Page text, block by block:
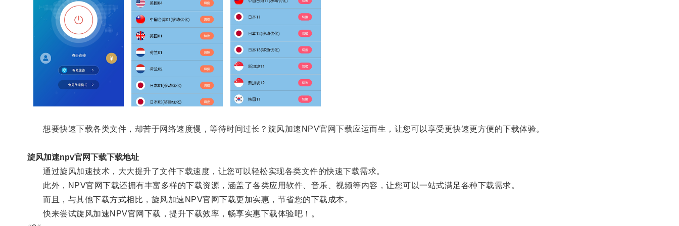
想要快速下载各类文件，却苦于网络速度慢，等待时间过长？旋风加速NPV官网下载应运而生，让您可以享受更快速更方便的下载体验。
旋风加速npv官网下载下载地址
通过旋风加速技术，大大提升了文件下载速度，让您可以轻松实现各类文件的快速下载需求。
此外，NPV官网下载还拥有丰富多样的下载资源，涵盖了各类应用软件、音乐、视频等内容，让您可以一站式满足各种下载需求。
而且，与其他下载方式相比，旋风加速NPV官网下载更加实惠，节省您的下载成本。
快来尝试旋风加速NPV官网下载，提升下载效率，畅享实惠下载体验吧！。